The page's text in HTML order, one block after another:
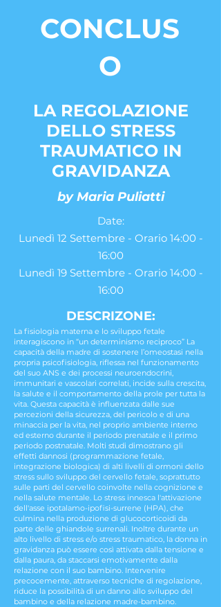
CONCLUS
O
LA REGOLAZIONE
DELLO STRESS
TRAUMATICO IN
GRAVIDANZA
by Maria Puliatti
Date:
Lunedì 12 Settembre - Orario 14:00 -
16:00
Lunedì 19 Settembre - Orario 14:00 -
16:00
DESCRIZONE:
La fisiologia materna e lo sviluppo fetale
interagiscono in “un determinismo reciproco” La
capacità della madre di sostenere l’omeostasi nella
propria psicofisiologia, riflessa nel funzionamento
del suo ANS e dei processi neuroendocrini,
immunitari e vascolari correlati, incide sulla crescita,
la salute e il comportamento della prole per tutta la
vita. Questa capacità è influenzata dalle sue
percezioni della sicurezza, del pericolo e di una
minaccia per la vita, nel proprio ambiente interno
ed esterno durante il periodo prenatale e il primo
periodo postnatale. Molti studi dimostrano gli
effetti dannosi (programmazione fetale,
integrazione biologica) di alti livelli di ormoni dello
stress sullo sviluppo del cervello fetale, soprattutto
sulle parti del cervello coinvolte nella cognizione e
nella salute mentale. Lo stress innesca l'attivazione
dell'asse ipotalamo-ipofisi-surrene (HPA), che
culmina nella produzione di glucocorticoidi da
parte delle ghiandole surrenali. Inoltre durante un
alto livello di stress e/o stress traumatico, la donna in
gravidanza può essere così attivata dalla tensione e
dalla paura, da staccarsi emotivamente dalla
relazione con il suo bambino. Intervenire
precocemente, attraverso tecniche di regolazione,
riduce la possibilità di un danno allo sviluppo del
bambino e della relazione madre-bambino.